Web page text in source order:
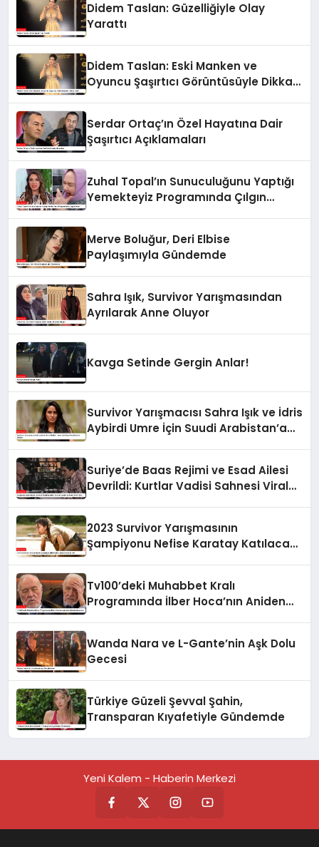
Didem Taslan: Güzelliğiyle Olay
Yarattı
Didem Taslan: Eski Manken ve
Oyuncu Şaşırtıcı Görüntüsüyle Dikkat
Serdar Ortaç’ın Özel Hayatına Dair
Şaşırtıcı Açıklamaları
Zuhal Topal’ın Sunuculuğunu Yaptığı
Yemekteyiz Programında Çılgın
Merve Boluğur, Deri Elbise
Paylaşımıyla Gündemde
Sahra Işık, Survivor Yarışmasından
Ayrılarak Anne Oluyor
Kavga Setinde Gergin Anlar!
Survivor Yarışmacısı Sahra Işık ve İdris
Aybirdi Umre İçin Suudi Arabistan’a
Suriye’de Baas Rejimi ve Esad Ailesi
Devrildi: Kurtlar Vadisi Sahnesi Viral
2023 Survivor Yarışmasının
Şampiyonu Nefise Karatay Katılacak
Tv100’deki Muhabbet Kralı
Programında İlber Hoca’nın Aniden
Wanda Nara ve L-Gante’nin Aşk Dolu
Gecesi
Türkiye Güzeli Şevval Şahin,
Transparan Kıyafetiyle Gündemde
Yeni Kalem - Haberin Merkezi